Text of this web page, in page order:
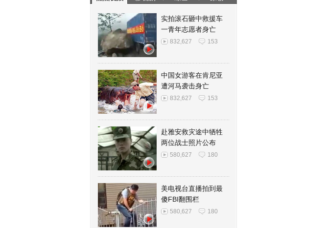
实拍滚石砸中救援车
一青年志愿者身亡
832,627 153
中国女游客在肯尼亚
遭河马袭击身亡
832,627 153
赴雅安救灾途中牺牲
两位战士照片公布
580,627 180
美电视台直播拍到最
傻FBI翻围栏
580,627 180